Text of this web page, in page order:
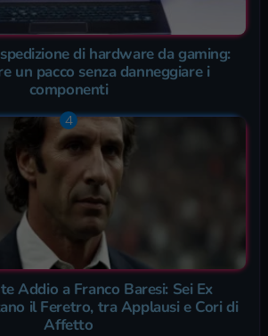
di hardware da gaming:
un pacco senza danneggiare i
componenti
Addio a Franco Baresi: Sei Ex
il Feretro, tra Applausi e Cori di
Affetto